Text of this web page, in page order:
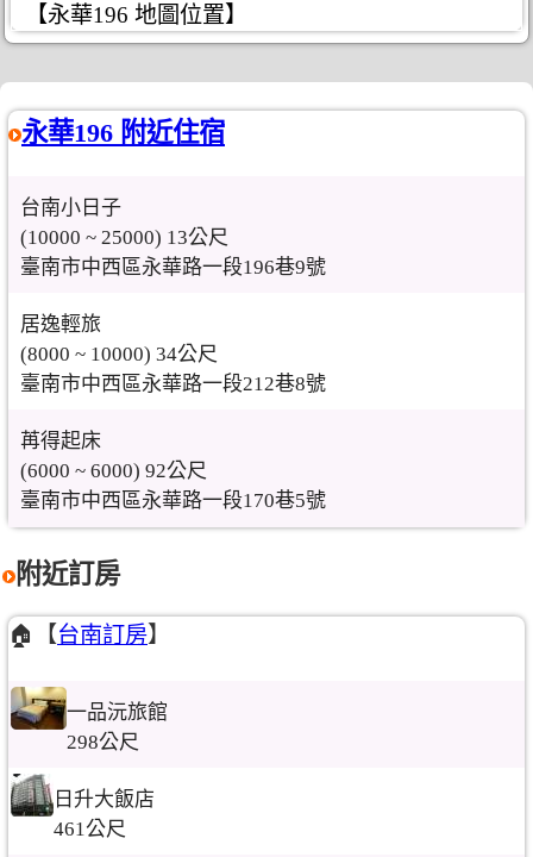
【永華196 地圖位置】
永華196 附近住宿
台南小日子
(10000 ~ 25000) 13公尺
臺南市中西區永華路一段196巷9號
居逸輕旅
(8000 ~ 10000) 34公尺
臺南市中西區永華路一段212巷8號
苒得起床
(6000 ~ 6000) 92公尺
臺南市中西區永華路一段170巷5號
附近訂房
🏠【台南訂房】
一品沅旅館
298公尺
日升大飯店
461公尺